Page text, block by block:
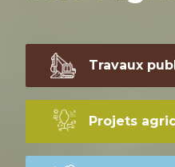
Travaux
Projets